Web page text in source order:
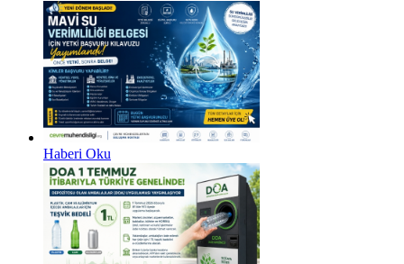
Haberi Oku